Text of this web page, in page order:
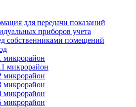
для передачи показаний
приборов учета
собственниками помещений
микрорайон
микрорайон
микрорайон
микрорайон
микрорайон
микрорайон